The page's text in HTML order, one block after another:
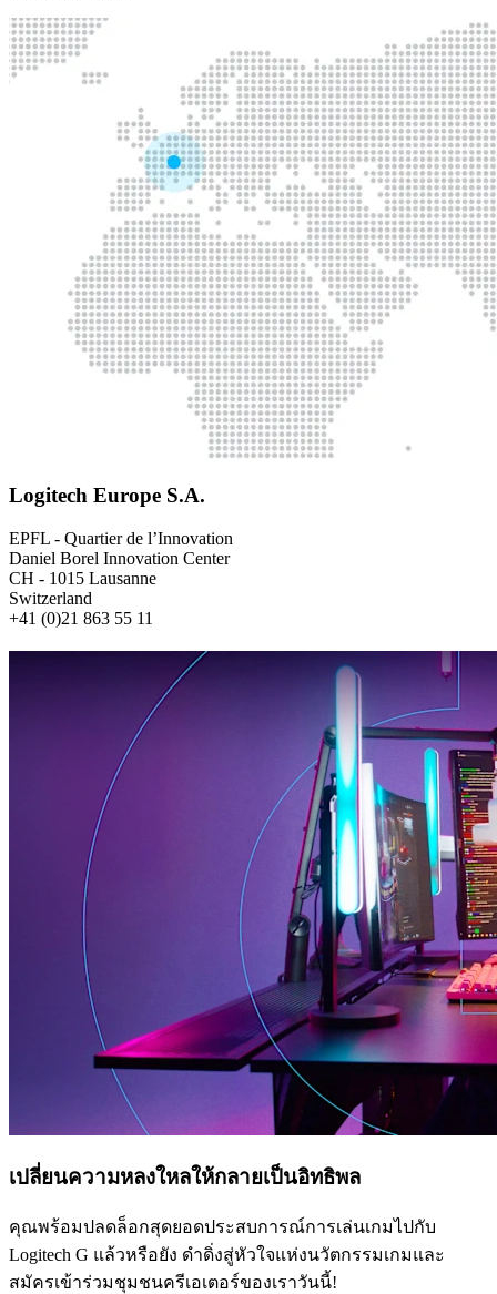
Logitech Europe S.A.
EPFL - Quartier de l’Innovation
Daniel Borel Innovation Center
CH - 1015 Lausanne
Switzerland
+41 (0)21 863 55 11
เปลี่ยนความหลงใหลให้กลายเป็นอิทธิพล
คุณพร้อมปลดล็อกสุดยอดประสบการณ์การเล่นเกมไปกับ
Logitech G แล้วหรือยัง ดำดิ่งสู่หัวใจแห่งนวัตกรรมเกมและ
สมัครเข้าร่วมชุมชนครีเอเตอร์ของเราวันนี้!